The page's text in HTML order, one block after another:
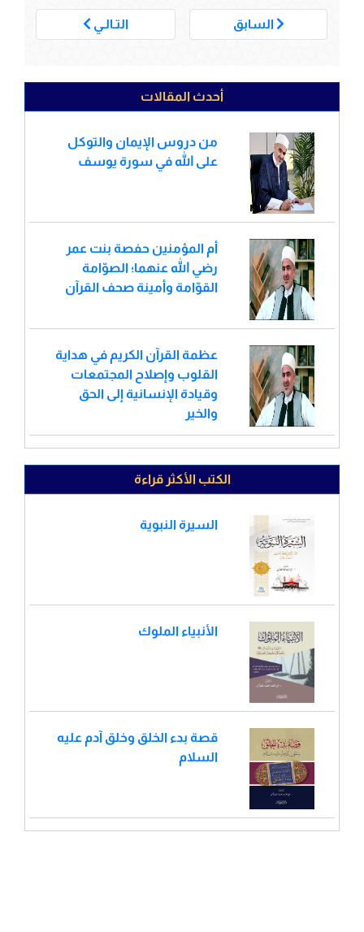
السابق التـالـي
أحدث المقالات
من دروس الإيمان والتوكل
على الله في سورة يوسف
أم المؤمنين حفصة بنت عمر
رضي الله عنهما؛ الصوّامة
القوّامة وأمينة صحف القرآن
عظمة القرآن الكريم في هداية
القلوب وإصلاح المجتمعات
وقيادة الإنسانية إلى الحق
والخير
الكتب الأكثر قراءة
السيرة النبوية
الأنبياء الملوك
قصة بدء الخلق وخلق آدم عليه
السلام